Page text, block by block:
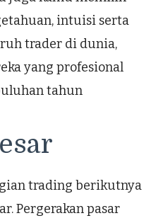
intuisi serta
trader di dunia,
yang profesional
tahun
trading berikutnya
Pergerakan pasar